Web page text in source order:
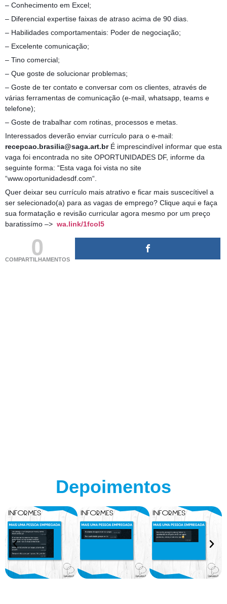
– Conhecimento em Excel;
– Diferencial expertise faixas de atraso acima de 90 dias.
– Habilidades comportamentais: Poder de negociação;
– Excelente comunicação;
– Tino comercial;
– Que goste de solucionar problemas;
– Goste de ter contato e conversar com os clientes, através de
várias ferramentas de comunicação (e-mail, whatsapp, teams e
telefone);
– Goste de trabalhar com rotinas, processos e metas.
Interessados deverão enviar currículo para o e-mail:
recepcao.brasilia@saga.art.brÉ imprescindível informar que esta
vaga foi encontrada no site OPORTUNIDADES DF, informe da
seguinte forma: “Esta vaga foi vista no site
“www.oportunidadesdf.com“.
Quer deixar seu currículo mais atrativo e ficar mais suscecítivel a
ser selecionado(a) para as vagas de emprego? Clique aqui e faça
sua formatação e revisão curricular agora mesmo por um preço
baratissímo –> wa.link/1fcol5
0
COMPARTILHAMENTOS
Depoimentos